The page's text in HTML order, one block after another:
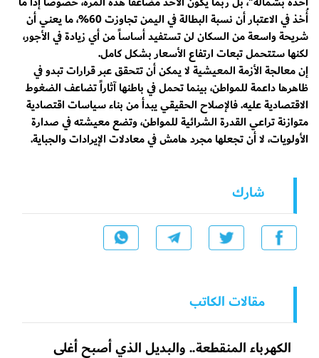
أُخذ في الاعتبار أن نسبة البطالة في اليمن تجاوزت 60%، ما يعني أن
شريحة واسعة من السكان لن تستفيد أساساً من أي زيادة في الأجور،
لكنها ستتحمل تبعات ارتفاع الأسعار بشكل كامل.
إن معالجة الأزمة المعيشية لا يمكن أن تتحقق عبر قرارات تبدو في
ظاهرها داعمة للمواطن، بينما تحمل في باطنها آثاراً تضاعف الضغوط
الاقتصادية عليه. فالإصلاح الحقيقي يبدأ من بناء سياسات اقتصادية
متوازنة تراعي القدرة الشرائية للمواطن، وتضع معيشته في صدارة
الأولويات، لا أن تجعلها مجرد هامش في معادلات الإيرادات والجباية.
شارك
مقالات الكاتب
الكهرباء المنقطعة.. والبديل الذي أصبح أغلى